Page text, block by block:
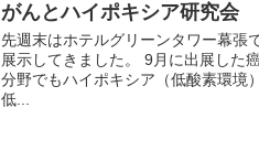
がんとハイポキシア研究会
先週末はホテルグリーンタワー幕張
展示してきました。 9月に出展した
分野でもハイポキシア（低酸素環境
低...